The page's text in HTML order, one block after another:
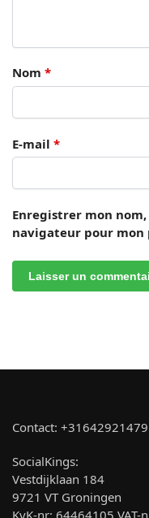
Nom *
E-mail *
Enregistrer mon
navigateur pour
Contact:
SocialKings:
Vestdijklaan 184
9721 VT Groningen